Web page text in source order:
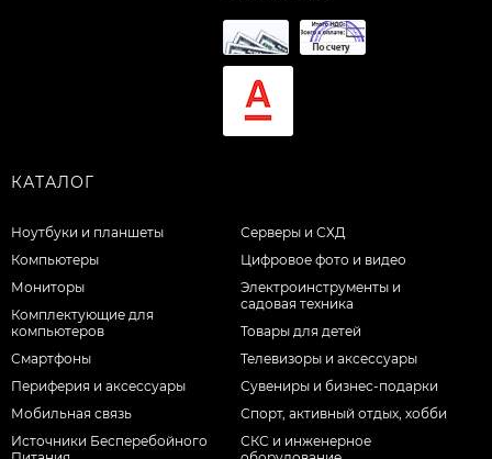
КАТАЛОГ
Ноутбуки и планшеты
Компьютеры
Мониторы
Комплектующие для
компьютеров
Смартфоны
Периферия и аксессуары
Мобильная связь
Источники Бесперебойного
Серверы и СХД
Цифровое фото и видео
Электроинструменты и
садовая техника
Товары для детей
Телевизоры и аксессуары
Сувениры и бизнес-подарки
Спорт, активный отдых, хобби
СКС и инженерное